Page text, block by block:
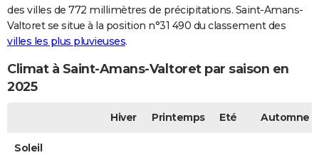
des villes de 772 millimètres de précipitations. Saint-Amans-
Valtoret se situe à la position n°31 490 du classement des
villes les plus pluvieuses.
Climat à Saint-Amans-Valtoret par saison en
2025
Hiver Printemps Eté Automne
Soleil